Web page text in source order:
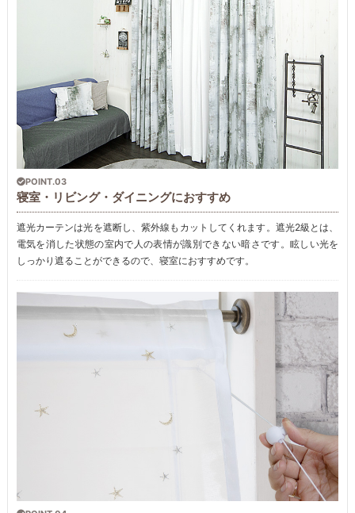
POINT.03
寝室・リビング・ダイニングにおすすめ
遮光カーテンは光を遮断し、紫外線もカットしてくれます。遮光2級とは、
電気を消した状態の室内で人の表情が識別できない暗さです。眩しい光を
しっかり遮ることができるので、寝室におすすめです。